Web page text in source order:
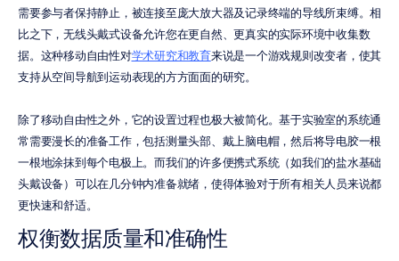
需要参与者保持静止，被连接至庞大放大器及记录终端的导线所束缚。相
比之下，无线头戴式设备允许您在更自然、更真实的实际环境中收集数
据。这种移动自由性对学术研究和教育来说是一个游戏规则改变者，使其
支持从空间导航到运动表现的方方面面的研究。
除了移动自由性之外，它的设置过程也极大被简化。基于实验室的系统通
常需要漫长的准备工作，包括测量头部、戴上脑电帽，然后将导电胶一根
一根地涂抹到每个电极上。而我们的许多便携式系统（如我们的盐水基础
头戴设备）可以在几分钟内准备就绪，使得体验对于所有相关人员来说都
更快速和舒适。
权衡数据质量和准确性